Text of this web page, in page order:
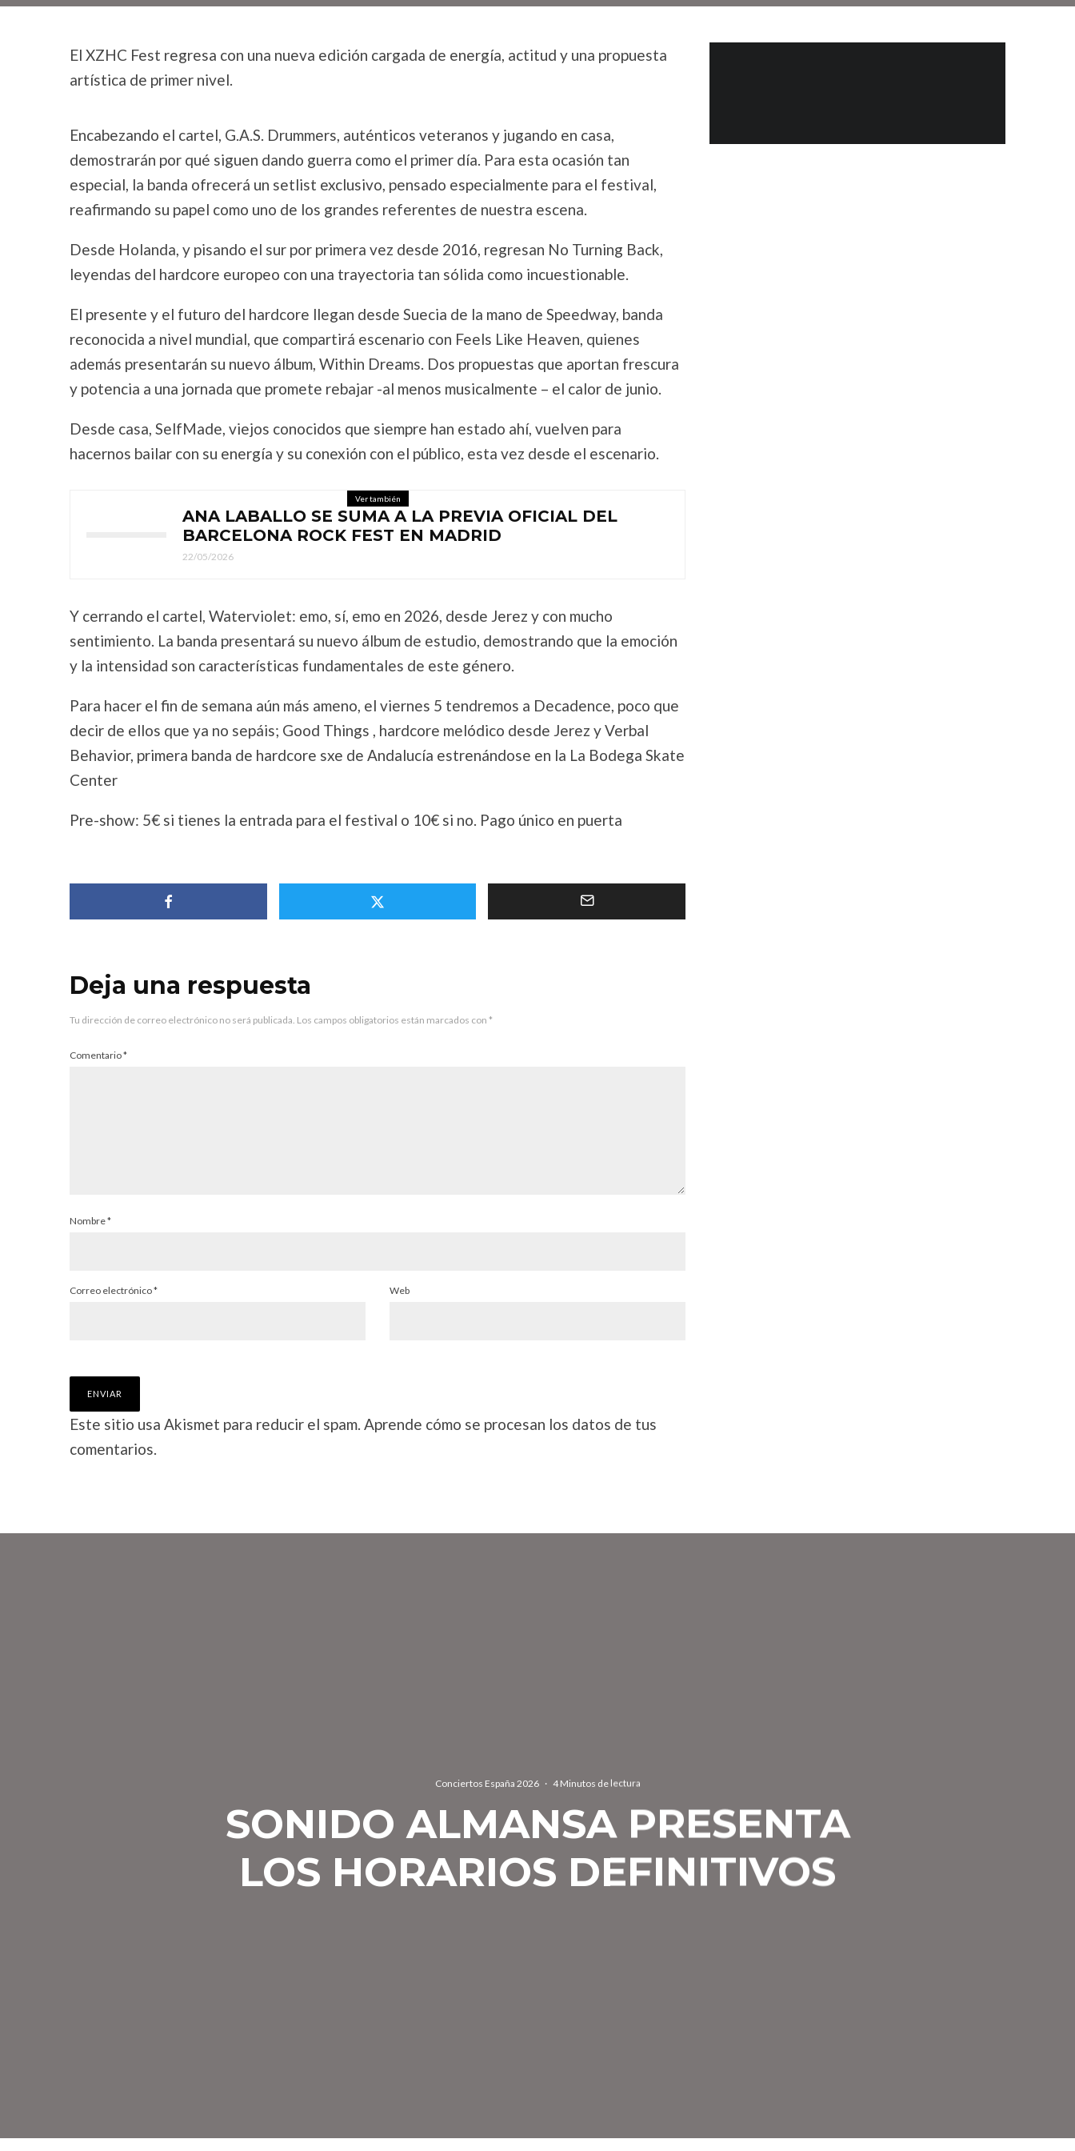
El XZHC Fest regresa con una nueva edición cargada de energía, actitud y una propuesta
artística de primer nivel.
Encabezando el cartel, G.A.S. Drummers, auténticos veteranos y jugando en casa,
demostrarán por qué siguen dando guerra como el primer día. Para esta ocasión tan
especial, la banda ofrecerá un setlist exclusivo, pensado especialmente para el festival,
reafirmando su papel como uno de los grandes referentes de nuestra escena.
Desde Holanda, y pisando el sur por primera vez desde 2016, regresan No Turning Back,
leyendas del hardcore europeo con una trayectoria tan sólida como incuestionable.
El presente y el futuro del hardcore llegan desde Suecia de la mano de Speedway, banda
reconocida a nivel mundial, que compartirá escenario con Feels Like Heaven, quienes
además presentarán su nuevo álbum, Within Dreams. Dos propuestas que aportan frescura
y potencia a una jornada que promete rebajar -al menos musicalmente – el calor de junio.
Desde casa, SelfMade, viejos conocidos que siempre han estado ahí, vuelven para
hacernos bailar con su energía y su conexión con el público, esta vez desde el escenario.
Ver también
ANA LABALLO SE SUMA A LA PREVIA OFICIAL DEL
BARCELONA ROCK FEST EN MADRID
22/05/2026
Y cerrando el cartel, Waterviolet: emo, sí, emo en 2026, desde Jerez y con mucho
sentimiento. La banda presentará su nuevo álbum de estudio, demostrando que la emoción
y la intensidad son características fundamentales de este género.
Para hacer el fin de semana aún más ameno, el viernes 5 tendremos a Decadence, poco que
decir de ellos que ya no sepáis; Good Things , hardcore melódico desde Jerez y Verbal
Behavior, primera banda de hardcore sxe de Andalucía estrenándose en la La Bodega Skate
Center
Pre-show: 5€ si tienes la entrada para el festival o 10€ si no. Pago único en puerta
Deja una respuesta
Tu dirección de correo electrónico no será publicada. Los campos obligatorios están marcados con *
Comentario*
Nombre*
Correo electrónico* Web
Este sitio usa Akismet para reducir el spam. Aprende cómo se procesan los datos de tus
comentarios.
Conciertos España 2026 · 4 Minutos de lectura
SONIDO ALMANSA PRESENTA
LOS HORARIOS DEFINITIVOS